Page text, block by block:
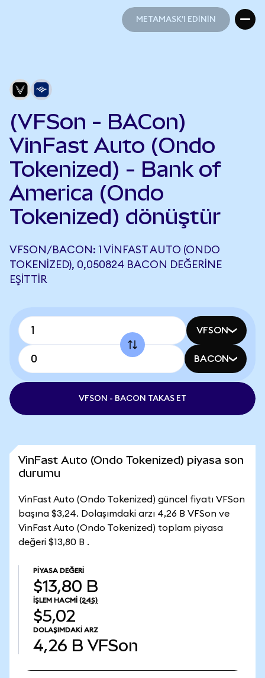
METAMASK'I EDİNİN
(VFSon - BACon)
VinFast Auto (Ondo
Tokenized) - Bank of
America (Ondo
Tokenized) dönüştür
VFSON/BACON: 1 VINFAST AUTO (ONDO
TOKENIZED), 0,050824 BACON DEĞERINE
EŞITTIR
VFSON
BACON
VFSON - BACON TAKAS ET
VinFast Auto (Ondo Tokenized) piyasa son
durumu
VinFast Auto (Ondo Tokenized) güncel fiyatı VFSon
başına $3,24. Dolaşımdaki arzı 4,26 B VFSon ve
VinFast Auto (Ondo Tokenized) toplam piyasa
değeri $13,80 B .
PIYASA DEĞERI
$13,80 B
İŞLEM HACMI (24S)
$5,02
DOLAŞIMDAKI ARZ
4,26 B VFSon